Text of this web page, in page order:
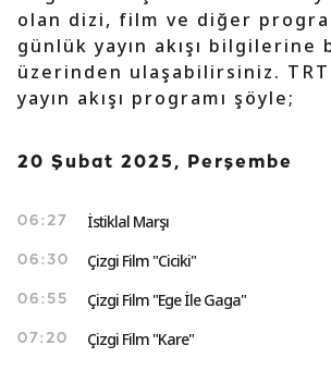
olan dizi, film ve diğer
günlük yayın akışı bilgilerine
üzerinden ulaşabilirsiniz. TRT
yayın akışı programı şöyle;
20 Şubat 2025, Perşembe
06:27 İstiklal Marşı
06:30 Çizgi Film "Ciciki"
06:55 Çizgi Film "Ege İle Gaga"
07:20 Çizgi Film "Kare"